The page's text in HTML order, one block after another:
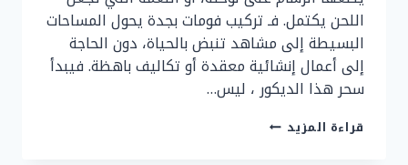
اللحن يكتمل. فـ تركيب فومات بجدة يحول المساحات
البسيطة إلى مشاهد تنبض بالحياة، دون الحاجة
إلى أعمال إنشائية معقدة أو تكاليف باهظة. فيبدأ
سحر هذا الديكور ، ليس…
قراءة المزيد ديكور